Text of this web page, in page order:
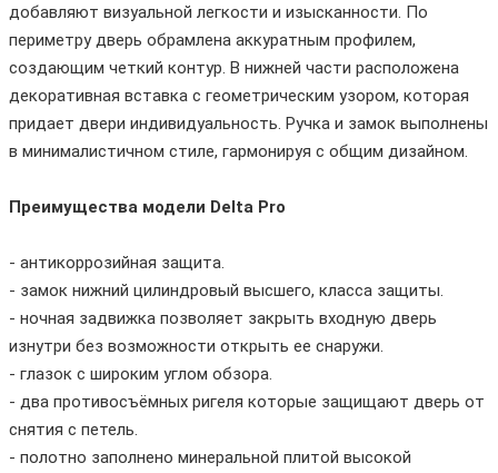
добавляют визуальной легкости и изысканности. По
периметру дверь обрамлена аккуратным профилем,
создающим четкий контур. В нижней части расположена
декоративная вставка с геометрическим узором, которая
придает двери индивидуальность. Ручка и замок выполнены
в минималистичном стиле, гармонируя с общим дизайном.
Преимущества модели Delta Pro
- антикоррозийная защита.
- замок нижний цилиндровый высшего, класса защиты.
- ночная задвижка позволяет закрыть входную дверь
изнутри без возможности открыть ее снаружи.
- глазок с широким углом обзора.
- два противосъёмных ригеля которые защищают дверь от
снятия с петель.
- полотно заполнено минеральной плитой высокой